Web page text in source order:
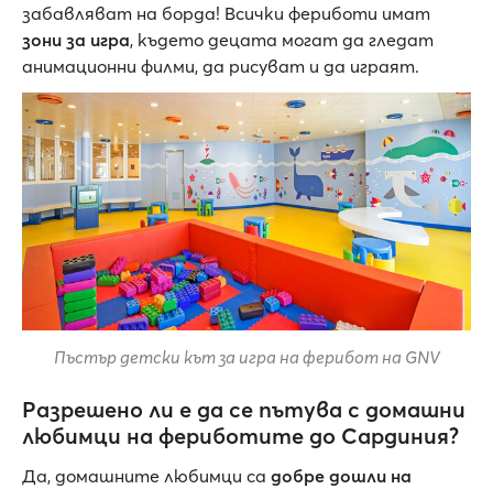
забавляват на борда! Всички фериботи имат
зони за игра, където децата могат да гледат
анимационни филми, да рисуват и да играят.
Пъстър детски кът за игра на ферибот на GNV
Разрешено ли е да се пътува с домашни
любимци на фериботите до Сардиния?
Да, домашните любимци са добре дошли на